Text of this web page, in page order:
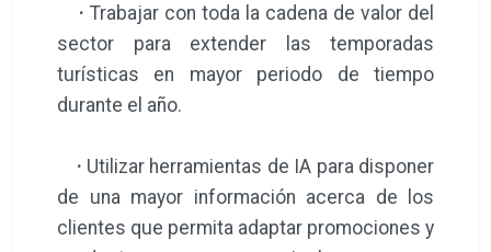
· Trabajar con toda la cadena de valor del
sector para extender las temporadas
turísticas en mayor periodo de tiempo
durante el año.
· Utilizar herramientas de IA para disponer
de una mayor información acerca de los
clientes que permita adaptar promociones y